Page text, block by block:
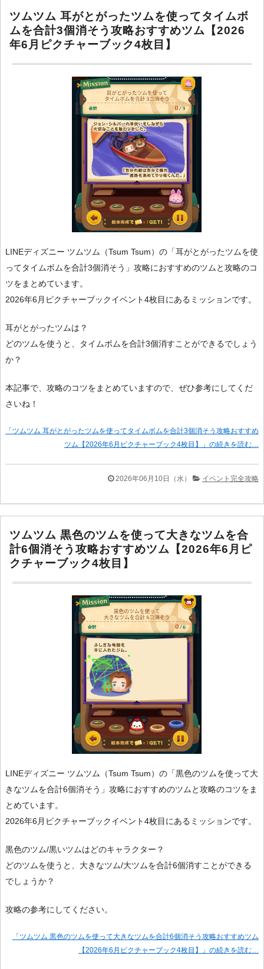
ツムツム 耳がとがったツムを使ってタイムボ
ムを合計3個消そう攻略おすすめツム【2026
年6月ピクチャーブック4枚目】
LINEディズニー ツムツム（Tsum Tsum）の「耳がとがったツムを使
ってタイムボムを合計3個消そう」攻略におすすめのツムと攻略のコ
ツをまとめています。
2026年6月ピクチャーブックイベント4枚目にあるミッションです。
耳がとがったツムは？
どのツムを使うと、タイムボムを合計3個消すことができるでしょう
か？
本記事で、攻略のコツをまとめていますので、ぜひ参考にしてくだ
さいね！
「ツムツム 耳がとがったツムを使ってタイムボムを合計3個消そう攻略おすすめ
ツム【2026年6月ピクチャーブック4枚目】」の続きを読む…
2026年06月10日（水） イベント完全攻略
ツムツム 黒色のツムを使って大きなツムを合
計6個消そう攻略おすすめツム【2026年6月ピ
クチャーブック4枚目】
LINEディズニー ツムツム（Tsum Tsum）の「黒色のツムを使って大
きなツムを合計6個消そう」攻略におすすめのツムと攻略のコツをま
とめています。
2026年6月ピクチャーブックイベント4枚目にあるミッションです。
黒色のツム/黒いツムはどのキャラクター？
どのツムを使うと、大きなツム/大ツムを合計6個消すことができる
でしょうか？
攻略の参考にしてください。
「ツムツム 黒色のツムを使って大きなツムを合計6個消そう攻略おすすめツム
【2026年6月ピクチャーブック4枚目】」の続きを読む…